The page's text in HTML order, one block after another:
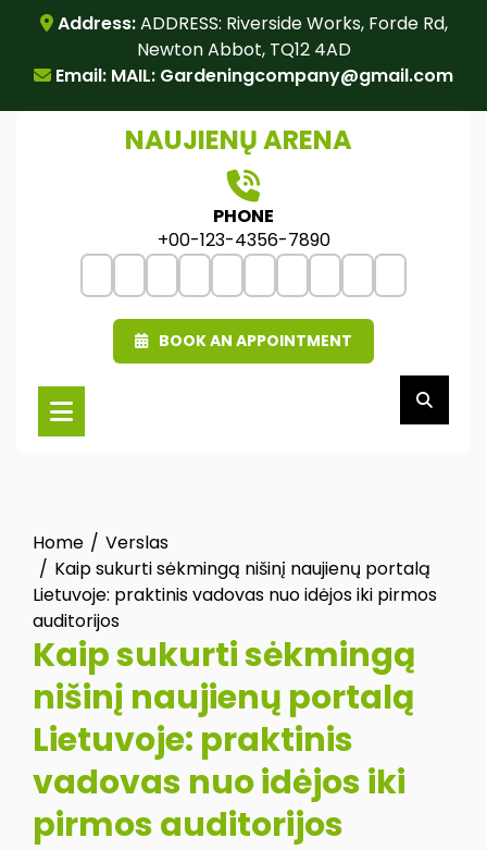
content
Address:ADDRESS: Riverside Works, Forde Rd,
Newton Abbot, TQ12 4AD
Email: MAIL: Gardeningcompany@gmail.com
NAUJIENŲ ARENA
PHONE
+00-123-4356-7890
BOOK AN APPOINTMENT
Home
Verslas
Kaip sukurti sėkmingą nišinį naujienų portalą
Lietuvoje: praktinis vadovas nuo idėjos iki pirmos
auditorijos
Kaip sukurti sėkmingą
nišinį naujienų portalą
Lietuvoje: praktinis
vadovas nuo idėjos iki
pirmos auditorijos